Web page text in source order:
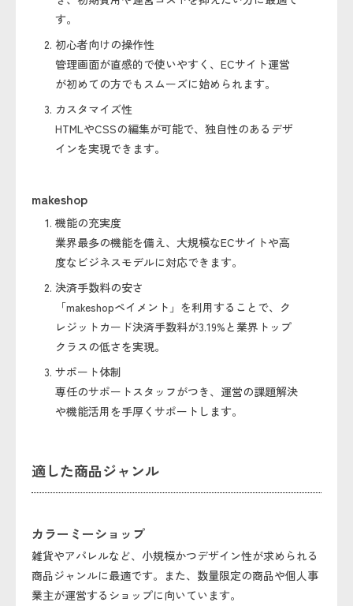
す。
初心者向けの操作性
管理画面が直感的で使いやすく、ECサイト運営
が初めての方でもスムーズに始められます。
カスタマイズ性
HTMLやCSSの編集が可能で、独自性のあるデザ
インを実現できます。
makeshop
機能の充実度
業界最多の機能を備え、大規模なECサイトや高
度なビジネスモデルに対応できます。
決済手数料の安さ
「makeshopペイメント」を利用することで、ク
レジットカード決済手数料が3.19%と業界トップ
クラスの低さを実現。
サポート体制
専任のサポートスタッフがつき、運営の課題解決
や機能活用を手厚くサポートします。
適した商品ジャンル
カラーミーショップ
雑貨やアパレルなど、小規模かつデザイン性が求められる
商品ジャンルに最適です。また、数量限定の商品や個人事
業主が運営するショップに向いています。